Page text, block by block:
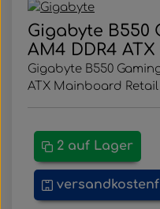
Gigabyte B550
AM4 DDR4
Gigabyte B550
ATX Mainboard Retail
2 auf Lager